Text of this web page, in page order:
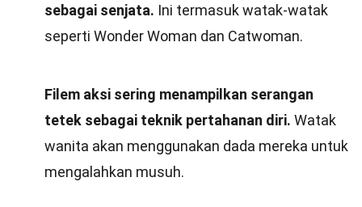
sebagai senjata. Ini termasuk watak-watak
seperti Wonder Woman dan Catwoman.
Filem aksi sering menampilkan serangan
tetek sebagai teknik pertahanan diri. Watak
wanita akan menggunakan dada mereka untuk
mengalahkan musuh.